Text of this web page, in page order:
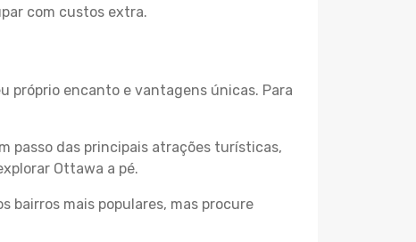
com custos extra.
próprio encanto e vantagens únicas. Para
passo das principais atrações turísticas,
Ottawa a pé.
bairros mais populares, mas procure